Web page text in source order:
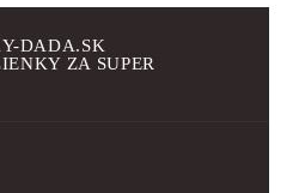
DADA.SK
ZA SUPER